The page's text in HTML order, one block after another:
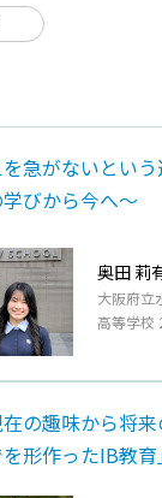
急がないとい
びから今へ～
奥田 莉
大阪府立
高等学校
在の趣味から将
形作ったIB教育